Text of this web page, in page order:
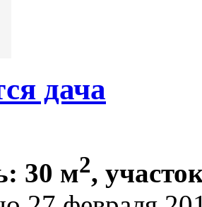
дача
30 м2,